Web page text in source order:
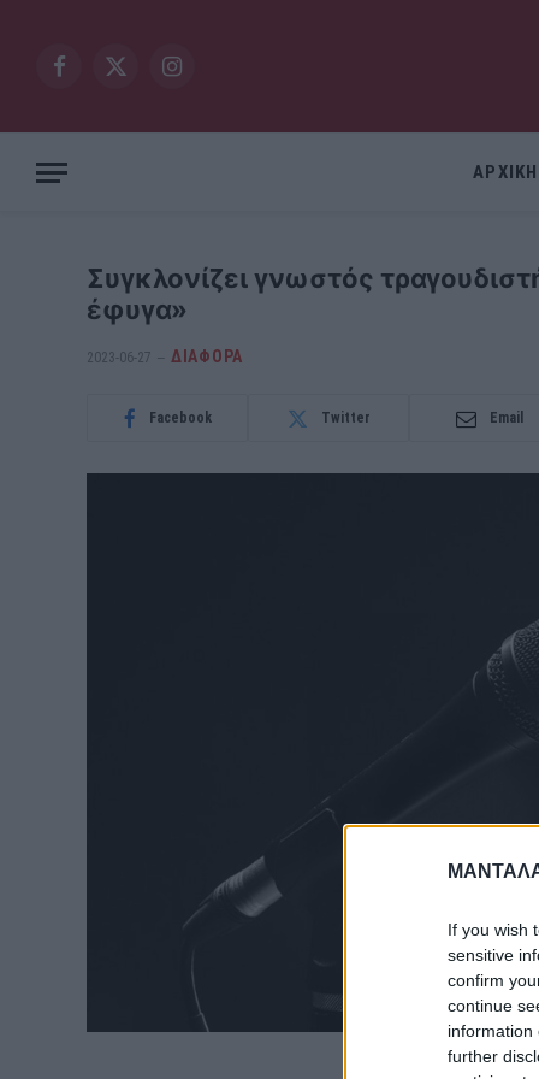
If you wish
sensitive
confirm
continue
information
further
Facebook
X
Instagram
ΑΡΧΙΚΗ
Συγκλονίζει γνωστός
έφυγα»
2023-06-27 ΔΙΆΦΟΡΑ
Facebook Twitter Email